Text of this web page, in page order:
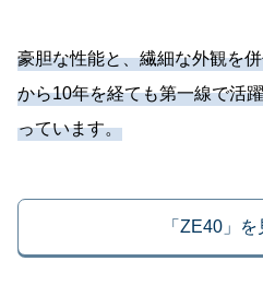
豪胆な性能と、繊細な外観を
から10年を経ても第一線で活
っています。
「ZE40」